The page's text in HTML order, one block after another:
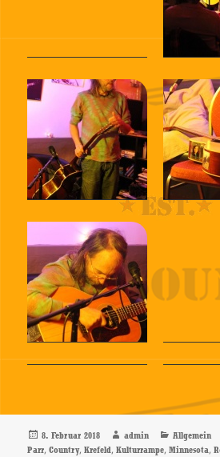
Veröffentlicht
am
8. Februar 2018 Autor
admin Kategorien
Allgemein
Parr,Country,Krefeld,Kulturrampe,Minnesota,